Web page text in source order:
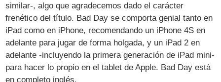
similar-, algo que agradecemos dado el carácter
frenético del título. Bad Day se comporta genial tanto en
iPad como en iPhone, recomendando un iPhone 4S en
adelante para jugar de forma holgada, y un iPad 2 en
adelante -incluyendo la primera generación de iPad mini-
para hacer lo propio en el tablet de Apple. Bad Day está
en completo inglés.